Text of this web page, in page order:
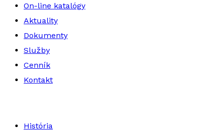
On-line katalógy
Aktuality
Dokumenty
Služby
Cenník
Kontakt
História